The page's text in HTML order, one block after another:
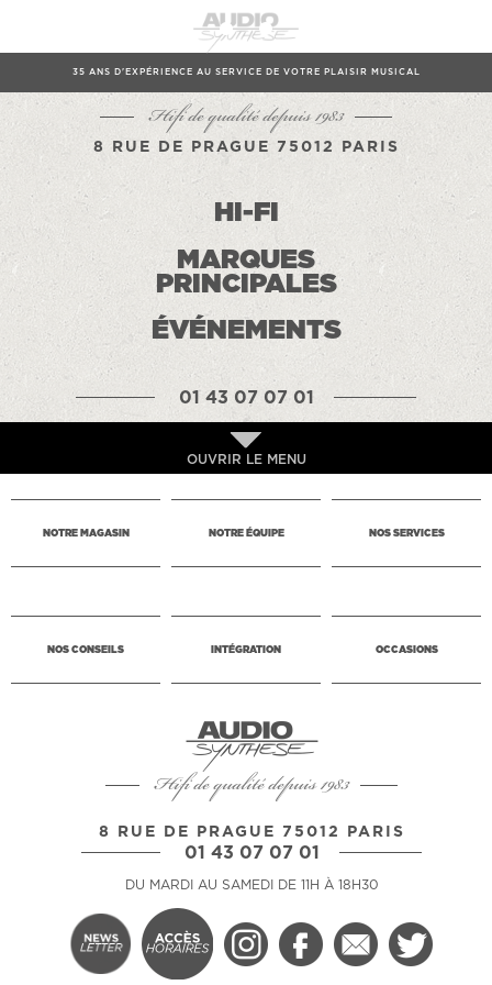
35 ANS D'EXPÉRIENCE AU SERVICE DE VOTRE PLAISIR MUSICAL
Hifi de qualité depuis 1983
8 RUE DE PRAGUE 75012 PARIS
HI-FI
MARQUES
PRINCIPALES
ÉVÉNEMENTS
01 43 07 07 01
OUVRIR LE MENU
NOTRE MAGASIN NOTRE ÉQUIPE NOS SERVICES
NOS CONSEILS INTÉGRATION OCCASIONS
Hifi de qualité depuis 1983
8 RUE DE PRAGUE 75012 PARIS
01 43 07 07 01
DU MARDI AU SAMEDI DE 11H À 18H30